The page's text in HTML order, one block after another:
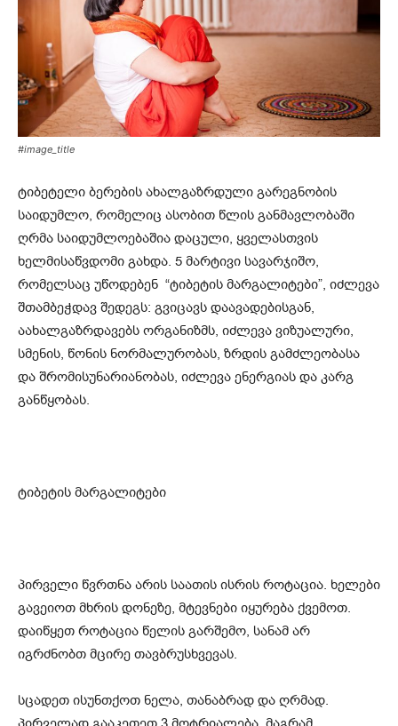
#image_title
ტიბეტელი ბერების ახალგაზრდული გარეგნობის
საიდუმლო, რომელიც ასობით წლის განმავლობაში
ღრმა საიდუმლოებაშია დაცული, ყველასთვის
ხელმისაწვდომი გახდა. 5 მარტივი სავარჯიშო,
რომელსაც უწოდებენ “ტიბეტის მარგალიტები”, იძლევა
შთამბეჭდავ შედეგს: გვიცავს დაავადებისგან,
აახალგაზრდავებს ორგანიზმს, იძლევა ვიზუალური,
სმენის, წონის ნორმალურობას, ზრდის გამძლეობასა
და შრომისუნარიანობას, იძლევა ენერგიას და კარგ
განწყობას.
ტიბეტის მარგალიტები
პირველი წვრთნა არის საათის ისრის როტაცია. ხელები
გავეიოთ მხრის დონეზე, მტევნები იყურება ქვემოთ.
დაიწყეთ როტაცია წელის გარშემო, სანამ არ
იგრძნობთ მცირე თავბრუსხვევას.
სცადეთ ისუნთქოთ ნელა, თანაბრად და ღრმად.